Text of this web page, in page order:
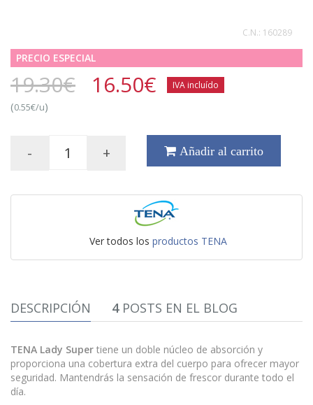
C.N.: 160289
PRECIO ESPECIAL
19.30€ 16.50€ IVA incluído
(0.55€/u)
- + Añadir al carrito
Ver todos los productos TENA
DESCRIPCIÓN 4POSTS EN EL BLOG
TENA Lady Super tiene un doble núcleo de absorción y
proporciona una cobertura extra del cuerpo para ofrecer mayor
seguridad. Mantendrás la sensación de frescor durante todo el
día.